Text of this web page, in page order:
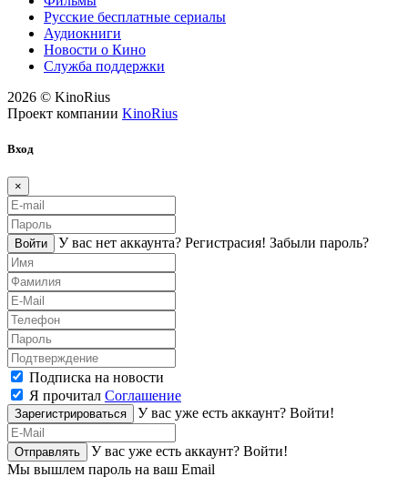
Русские бесплатные сериалы
Аудиокниги
Новости о Кино
Служба поддержки
2026 © KinoRius
Проект компании KinoRius
Вход
×
Войти У вас нет аккаунта? Регистраcия! Забыли пароль?
Подписка на новости
Я прочитал Соглашение
Зарегистрироваться У вас уже есть аккаунт? Войти!
Отправлять У вас уже есть аккаунт? Войти!
Мы вышлем пароль на ваш Email